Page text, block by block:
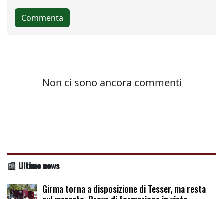
📰 Ultime news
Girma torna a disposizione di Tesser, ma resta